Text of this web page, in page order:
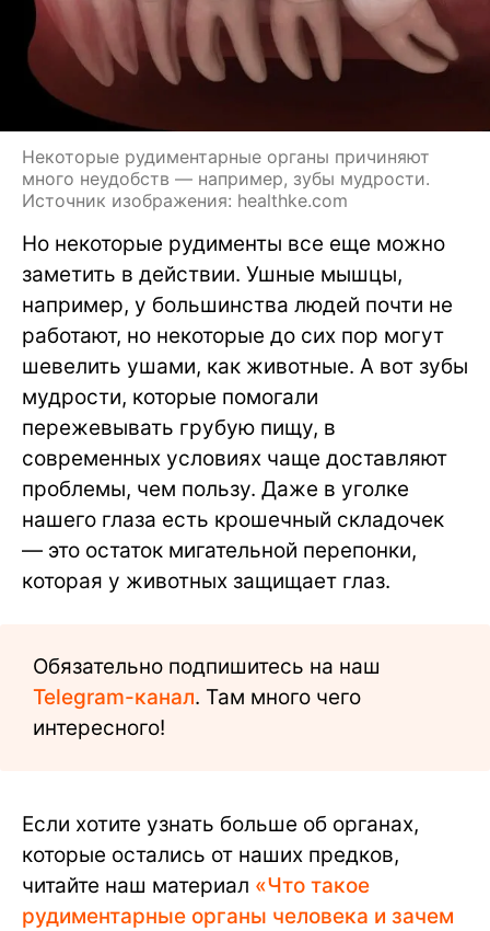
Некоторые рудиментарные органы причиняют
много неудобств — например, зубы мудрости.
Источник изображения: healthke.com
Но некоторые рудименты все еще можно
заметить в действии. Ушные мышцы,
например, у большинства людей почти не
работают, но некоторые до сих пор могут
шевелить ушами, как животные. А вот зубы
мудрости, которые помогали
пережевывать грубую пищу, в
современных условиях чаще доставляют
проблемы, чем пользу. Даже в уголке
нашего глаза есть крошечный складочек
— это остаток мигательной перепонки,
которая у животных защищает глаз.
Обязательно подпишитесь на наш
Telegram-канал. Там много чего
интересного!
Если хотите узнать больше об органах,
которые остались от наших предков,
читайте наш материал «Что такое
рудиментарные органы человека и зачем